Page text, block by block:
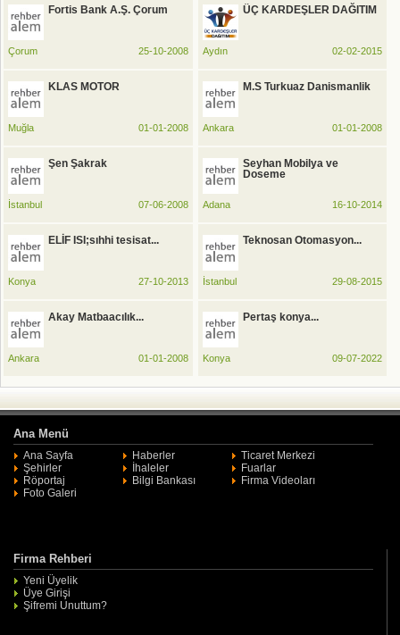
Fortis Bank A.Ş. Çorum
Çorum 25-10-2008
ÜÇ KARDEŞLER DAĞITIM
Aydın 02-02-2015
KLAS MOTOR
Muğla 01-01-2008
M.S Turkuaz Danismanlik
Ankara 01-01-2008
Şen Şakrak
İstanbul 07-06-2008
Seyhan Mobilya ve
Doseme
Adana 16-10-2014
ELİF ISI;sıhhi tesisat...
Konya 27-10-2013
Teknosan Otomasyon...
İstanbul 29-08-2015
Akay Matbaacılık...
Ankara 01-01-2008
Pertaş konya...
Konya 09-07-2022
Ana Menü
Ana Sayfa Haberler
Ticaret Merkezi
Şehirler
İhaleler
Fuarlar
Röportaj
Bilgi Bankası
Firma Videoları
Foto Galeri
Firma Rehberi
Yeni Üyelik
Üye Girişi
Şifremi Unuttum?